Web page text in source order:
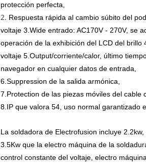
protección perfecta,
2. Respuesta rápida al cambio súbito del
voltaje 3.Wide entrado: AC170V - 270V, se
operación de la exhibición del LCD del brillo
voltaje 5.Output/corriente/calor, último
navegador en cualquier datos de entrada,
6.Suppression de la salida armónica,
7.Protection de las piezas móviles del cable
8.IP que valora 54, uso normal garantizado
La soldadora de Electrofusion incluye 2.2kw,
3.5Kw que la electro máquina de la
control constante del voltaje, electro